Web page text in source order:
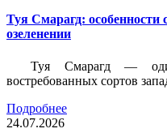
Туя Смарагд: особенности
озеленении
Туя Смарагд —
востребованных сортов
Подробнее
24.07.2026